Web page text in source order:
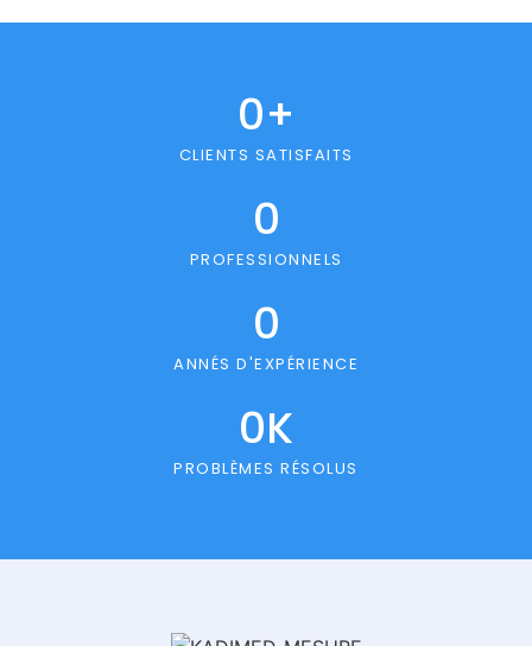
CLIENTS SATISFAITS
0+
PROFESSIONNELS
0
ANNÉS D'EXPÉRIENCE
0
PROBLÈMES RÉSOLUS
0K